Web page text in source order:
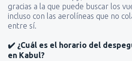
gracias a la que puede buscar los
incluso con las aerolíneas que no
entre sí.
✔️ ¿Cuál es el horario del
en Kabul?